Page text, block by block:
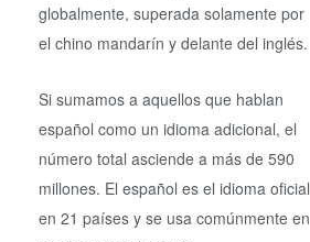
globalmente, superada solamente por
el chino mandarín y delante del inglés.
Si sumamos a aquellos que hablan
español como un idioma adicional, el
número total asciende a más de 590
millones. El español es el idioma oficial
en 21 países y se usa comúnmente en